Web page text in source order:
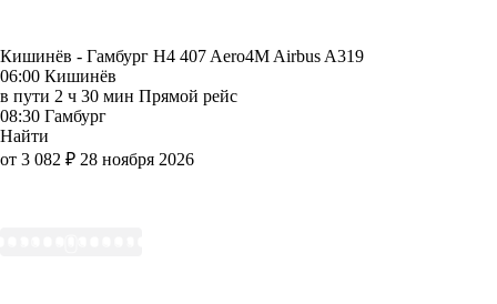
Кишинёв - Гамбург H4 407 Aero4M Airbus A319
06:00 Кишинёв
в пути 2 ч 30 мин Прямой рейс
08:30 Гамбург
Найти
от 3 082 ₽ 28 ноября 2026